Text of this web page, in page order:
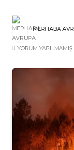
MERHABA
YORUM YAPILMAMIŞ